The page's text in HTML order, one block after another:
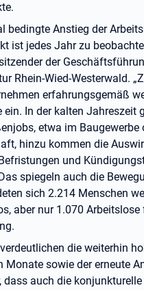
bedingte Anstieg der
ist jedes Jahr zu
der
Rhein-Wied-Westerwald.
erfahrungsgemäß
ein. In der kalten Jahreszeit
etwa im Baugewerbe
hinzu kommen die
und
spiegeln auch die
sich 2.214 Menschen
aber nur 1.070 Arbeitslose
die weiterhin
Monate sowie der erneute
dass auch die